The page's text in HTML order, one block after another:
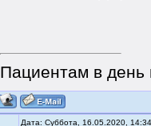
Пациентам в день
Дата: Суббота, 16.05.2020,